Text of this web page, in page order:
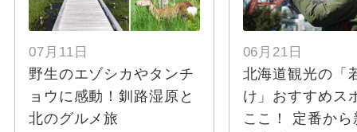
07月11日
野生のエゾシカやタンチ
ョウに感動！釧路湿原と
北のグルメ旅
06月21日
北海道観光の「
け」おすすめス
ここ！ 定番か